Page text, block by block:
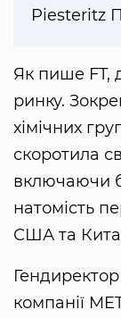
Piesteritz
Як пише FT,
ринку.
хімічних
скоротила
включаючи
натомість
США та
компанії